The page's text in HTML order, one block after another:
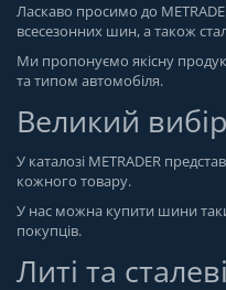
Ласкаво просимо до
всесезонних шин, а також
Ми пропонуємо якісну
та типом автомобіля.
Великий
У каталозі METRADER
кожного товару.
У нас можна купити шини
покупців.
Литі та